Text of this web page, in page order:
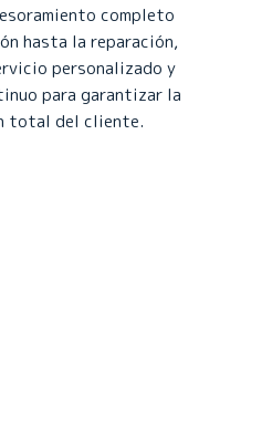
completo
hasta la reparación,
personalizado y
para garantizar la
total del cliente.